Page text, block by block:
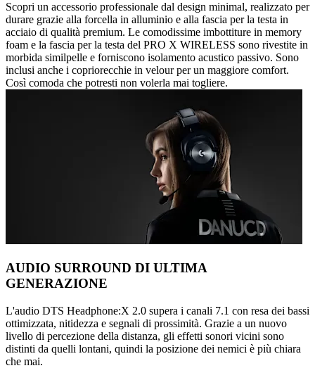
Scopri un accessorio professionale dal design minimal, realizzato per
durare grazie alla forcella in alluminio e alla fascia per la testa in
acciaio di qualità premium. Le comodissime imbottiture in memory
foam e la fascia per la testa del PRO X WIRELESS sono rivestite in
morbida similpelle e forniscono isolamento acustico passivo. Sono
inclusi anche i copriorecchie in velour per un maggiore comfort.
Così comoda che potresti non volerla mai togliere.
AUDIO SURROUND DI ULTIMA
GENERAZIONE
L'audio DTS Headphone:X 2.0 supera i canali 7.1 con resa dei bassi
ottimizzata, nitidezza e segnali di prossimità. Grazie a un nuovo
livello di percezione della distanza, gli effetti sonori vicini sono
distinti da quelli lontani, quindi la posizione dei nemici è più chiara
che mai.